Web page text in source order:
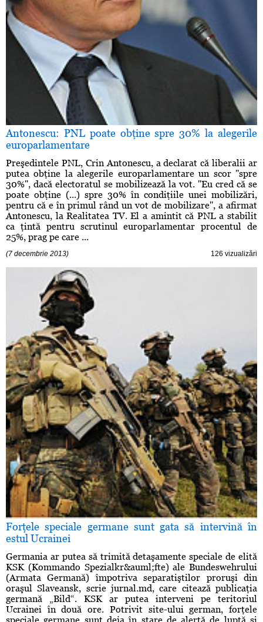
Antonescu: PNL poate obţine spre 30% la alegerile
europarlamentare
Preşedintele PNL, Crin Antonescu, a declarat că liberalii ar
putea obţine la alegerile europarlamentare un scor ''spre
30%'', dacă electoratul se mobilizează la vot. ''Eu cred că se
poate obţine (...) spre 30% în condiţiile unei mobilizări,
pentru că e în primul rând un vot de mobilizare'', a afirmat
Antonescu, la Realitatea TV. El a amintit că PNL a stabilit
ca ţintă pentru scrutinul europarlamentar procentul de
25%, prag pe care ...
(7 decembrie 2013) 126 vizualizări
Forţele speciale germane sunt gata să intervină în
estul Ucrainei
Germania ar putea să trimită detaşamente speciale de elită
KSK (Kommando Spezialkr&auml;fte) ale Bundeswehrului
(Armata Germană) împotriva separatiştilor proruşi din
oraşul Slaveansk, scrie jurnal.md, care citează publicaţia
germană „Bild“. KSK ar putea interveni pe teritoriul
Ucrainei în două ore. Potrivit site-ului german, forţele